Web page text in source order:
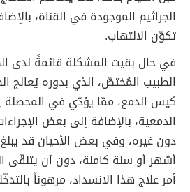
الجراثيم الموجودة في القناة،
تكوّن الالتهاب.
في حال بقيت المشكلة قائمةً لدى
الطبيب المُختصّ، الذي بدوره
كيس الدمع، ممّا يؤدّي في المحصلة
الدمعية، بالإضافة إلى بعض
دون غيره، وفي بعض الأحيان قد
أشهر أو سنة كاملة، دون أن يتلقّى
أمر علاج هذا الانسداد، مرهوناً